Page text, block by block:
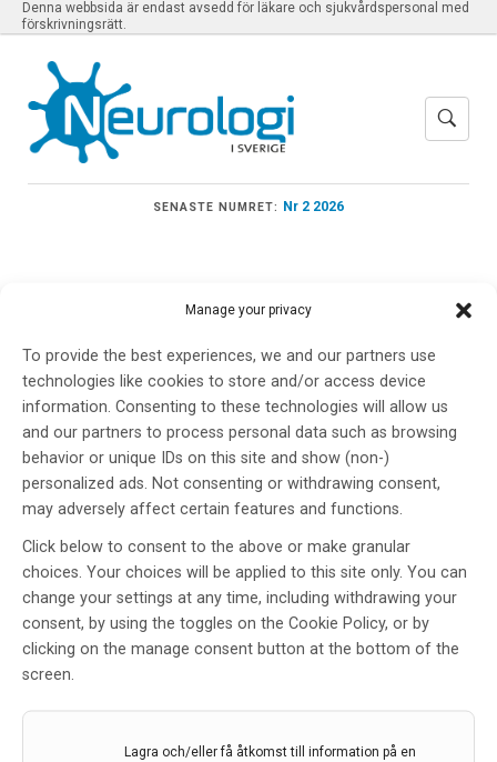
Manage your privacy
To provide the best experiences, we and our partners use
technologies like cookies to store and/or access device
information. Consenting to these technologies will allow us
and our partners to process personal data such as browsing
behavior or unique IDs on this site and show (non-)
personalized ads. Not consenting or withdrawing consent,
may adversely affect certain features and functions.
Click below to consent to the above or make granular
choices. Your choices will be applied to this site only. You can
change your settings at any time, including withdrawing your
consent, by using the toggles on the Cookie Policy, or by
clicking on the manage consent button at the bottom of the
screen.
Lagra och/eller få åtkomst till information på en
Denna webbsida är endast avsedd för läkare och sjukvårdspersonal med
förskrivningsrätt.
SENASTE NUMRET: Nr 2 2026
PER M ROOS
World Congress of Neurology –
Montreal 15–19 oktober
30 nov 2023 Etiketter:PER M ROOS, Referat